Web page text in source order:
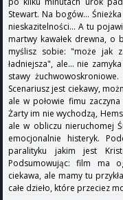
Stewart. Na bogów...
nieskazitelności... A tu
martwy kawałek drewna,
myślisz sobie: "może jak
ładniejsza", ale... nie
stawy
Scenariusz jest ciekawy,
ale w połowie fimu
Żarty im nie wychodzą,
ale w obliczu nieruchomej
emocjonalnie histeryk.
paralityku jakim jest
Podsumowując: film ma
ciekawa, ale mamy tu
całe dzieło, które przeciez